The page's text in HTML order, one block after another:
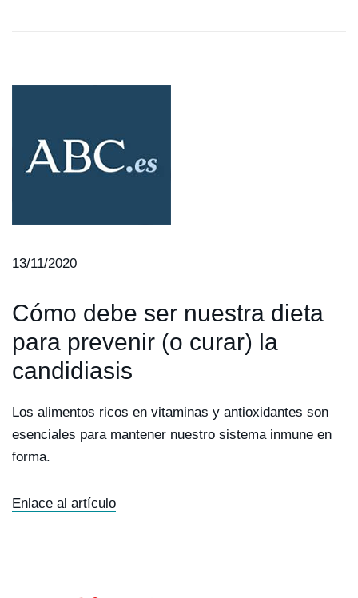
13/11/2020
Cómo debe ser nuestra dieta
para prevenir (o curar) la
candidiasis
Los alimentos ricos en vitaminas y antioxidantes son
esenciales para mantener nuestro sistema inmune en
forma.
Enlace al artículo